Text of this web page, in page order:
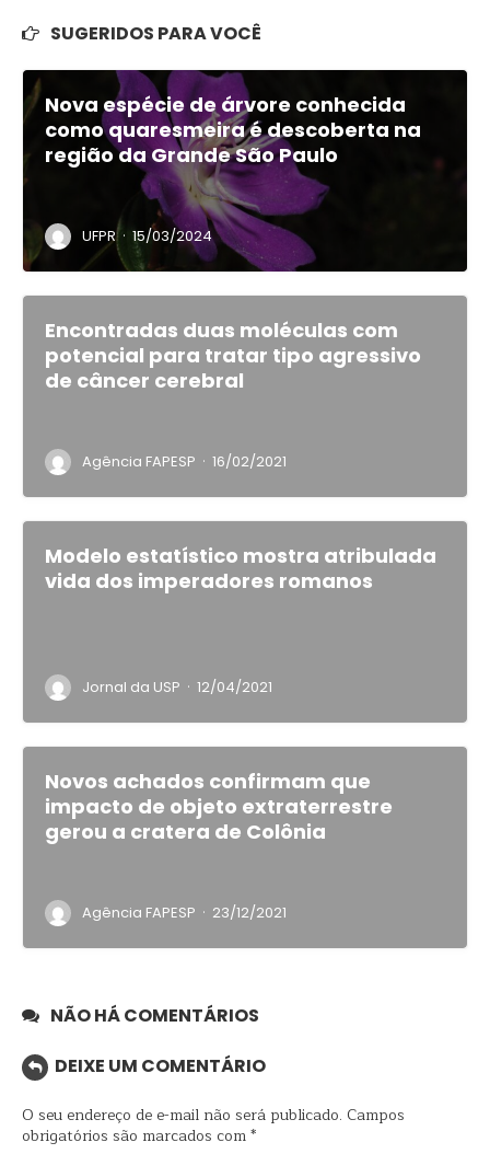
SUGERIDOS PARA VOCÊ
Nova espécie de árvore conhecida
como quaresmeira é descoberta na
região da Grande São Paulo
UFPR · 15/03/2024
Encontradas duas moléculas com
potencial para tratar tipo agressivo
de câncer cerebral
Agência FAPESP · 16/02/2021
Modelo estatístico mostra atribulada
vida dos imperadores romanos
Jornal da USP · 12/04/2021
Novos achados confirmam que
impacto de objeto extraterrestre
gerou a cratera de Colônia
Agência FAPESP · 23/12/2021
NÃO HÁ COMENTÁRIOS
DEIXE UM COMENTÁRIO
O seu endereço de e-mail não será publicado. Campos
obrigatórios são marcados com*